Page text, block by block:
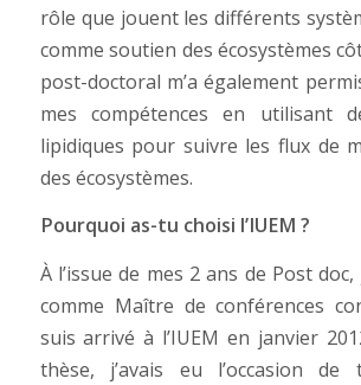
rôle que jouent les différents
comme soutien des écosystèmes
post-doctoral m’a également
mes compétences en utilisant
lipidiques pour suivre les flux de
des écosystèmes.
Pourquoi as-tu choisi l’IUEM ?
À l’issue de mes 2 ans de Post
comme Maître de conférences
suis arrivé à l’IUEM en janvier
thèse, j’avais eu l’occasion de